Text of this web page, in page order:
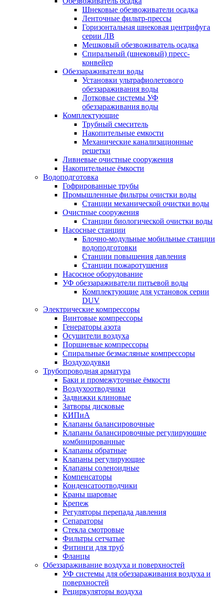
Шнековые обезвоживатели осадка
Ленточные фильтр-прессы
Горизонтальная шнековая центрифуга
серии ЛВ
Мешковый обезвоживатель осадка
Спиральный (шнековый) пресс-
конвейер
Обеззараживатели воды
Установки ультрафиолетового
обеззараживания воды
Лотковые системы УФ
обеззараживания воды
Комплектующие
Трубный смеситель
Накопительные емкости
Механические канализационные
решетки
Ливневые очистные сооружения
Накопительные ёмкости
Водоподготовка
Гофрированные трубы
Промышленные фильтры очистки воды
Станции механической очистки воды
Очистные сооружения
Станции биологической очистки воды
Насосные станции
Блочно-модульные мобильные станции
водоподготовки
Станции повышения давления
Станции пожаротушения
Насосное оборудование
УФ обеззараживатели питьевой воды
Комплектующие для установок серии
DUV
Электрические компрессоры
Винтовые компрессоры
Генераторы азота
Осушители воздуха
Поршневые компрессоры
Спиральные безмасляные компрессоры
Воздуходувки
Трубопроводная арматура
Баки и промежуточные ёмкости
Воздухоотводчики
Задвижки клиновые
Затворы дисковые
КИПиА
Клапаны балансировочные
Клапаны балансировочные регулирующие
комбинированные
Клапаны обратные
Клапаны регулирующие
Клапаны соленоидные
Компенсаторы
Конденсатоотводчики
Краны шаровые
Крепеж
Регуляторы перепада давления
Сепараторы
Стекла смотровые
Фильтры сетчатые
Фитинги для труб
Фланцы
Обеззараживание воздуха и поверхностей
УФ системы для обеззараживания воздуха и
поверхностей
Рециркуляторы воздуха